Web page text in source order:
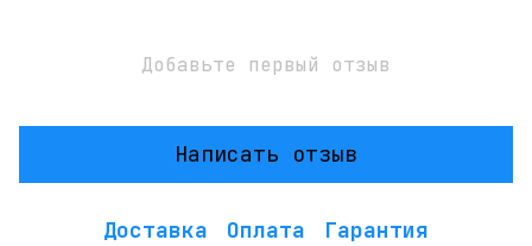
Добавьте первый отзыв
Написать отзыв
Доставка Оплата Гарантия